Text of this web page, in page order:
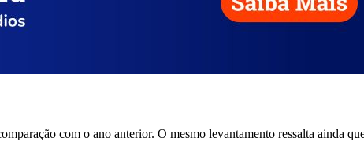
com o ano anterior. O mesmo levantamento ressalta ainda